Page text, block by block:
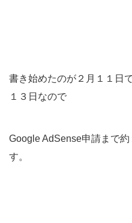
書き始めたのが２月１１日
１３日なので
Google AdSense申請まで
す。